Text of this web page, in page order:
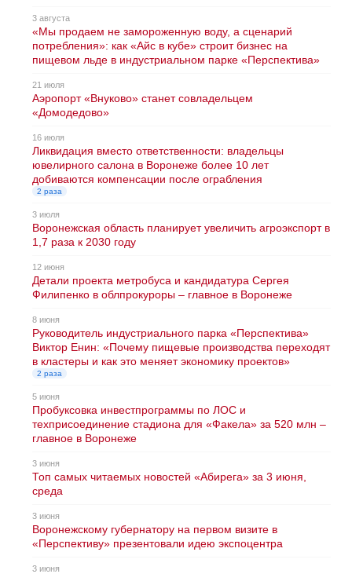
3 августа
«Мы продаем не замороженную воду, а сценарий
потребления»: как «Айс в кубе» строит бизнес на
пищевом льде в индустриальном парке «Перспектива»
21 июля
Аэропорт «Внуково» станет совладельцем
«Домодедово»
16 июля
Ликвидация вместо ответственности: владельцы
ювелирного салона в Воронеже более 10 лет
добиваются компенсации после ограбления
2 раза
3 июля
Воронежская область планирует увеличить агроэкспорт в
1,7 раза к 2030 году
12 июня
Детали проекта метробуса и кандидатура Сергея
Филипенко в облпрокуроры – главное в Воронеже
8 июня
Руководитель индустриального парка «Перспектива»
Виктор Енин: «Почему пищевые производства переходят
в кластеры и как это меняет экономику проектов»
2 раза
5 июня
Пробуксовка инвестпрограммы по ЛОС и
техприсоединение стадиона для «Факела» за 520 млн –
главное в Воронеже
3 июня
Топ самых читаемых новостей «Абирега» за 3 июня,
среда
3 июня
Воронежскому губернатору на первом визите в
«Перспективу» презентовали идею экспоцентра
3 июня